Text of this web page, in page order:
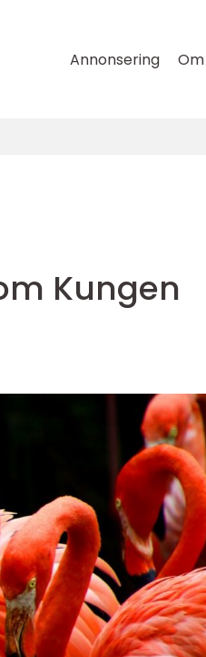
Annonsering
Kungen